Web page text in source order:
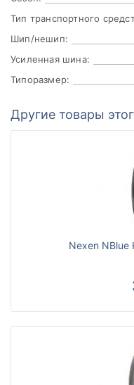
Тип транспортного
Шип/нешип:
Усиленная шина:
Типоразмер:
Другие товары
Nexen NBlue